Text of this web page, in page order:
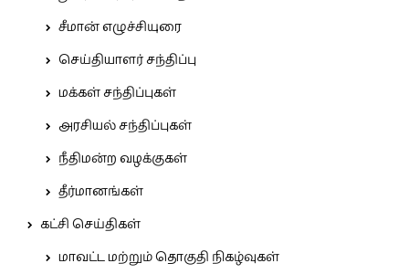
சீமான் எழுச்சியுரை
செய்தியாளர் சந்திப்பு
மக்கள் சந்திப்புகள்
அரசியல் சந்திப்புகள்
நீதிமன்ற வழக்குகள்
தீர்மானங்கள்
கட்சி செய்திகள்
மாவட்ட மற்றும் தொகுதி நிகழ்வுகள்